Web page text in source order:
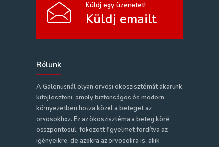
Küldj egy üzenetet!
Küldj emailt
Rólunk
A Galenusnál olyan orvosi ökoszisztémát akarunk
kifejleszteni, amely biztonságos és modern
környezetben hozza közel a beteget az
orvosokhoz. Ez az ökoszisztéma a beteg köré
összpontosul, fokozott figyelmet fordítva az
igényeikre, de azokra az orvosokra is, akik